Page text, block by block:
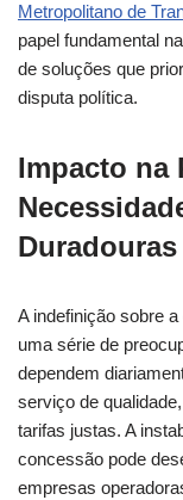
Metropolitano de
papel fundamental
de soluções que
disputa política.
Impacto na
Duradouras
A indefinição sobre a
uma série de
dependem
serviço de
tarifas justas. A
concessão pode
empresas